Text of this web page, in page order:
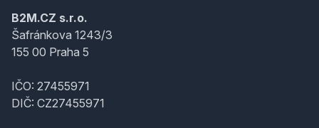
B2M.CZ s.r.o.
Šafránkova 1243/3
155 00 Praha 5
IČO: 27455971
DIČ: CZ27455971